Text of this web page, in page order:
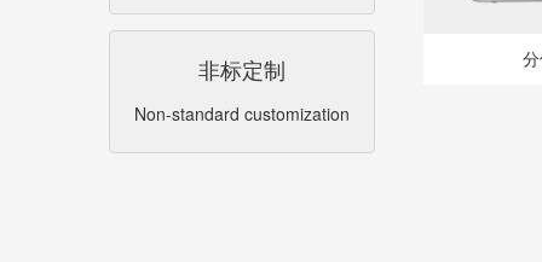
非标定制
Non-standard customization